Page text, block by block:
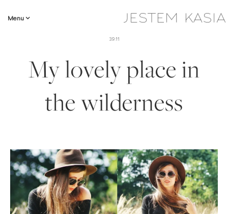
Menu
3.9.11
My lovely place in
the wilderness